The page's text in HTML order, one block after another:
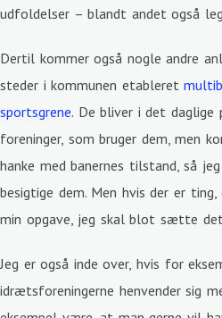
udfoldelser – blandt andet også
Dertil kommer også nogle andre
steder i kommunen etableret
sportsgrene. De bliver i det daglige
foreninger, som bruger dem, men
hanke med banernes tilstand, så
besigtige dem. Men hvis der er
min opgave, jeg skal blot sætte
Jeg er også inde over, hvis for
idrætsforeningerne henvender sig